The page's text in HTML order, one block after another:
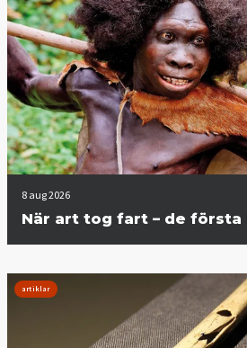
8 aug 2026
När art tog fart – de första
artiklar